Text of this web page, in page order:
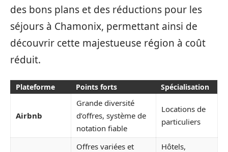
des bons plans et des réductions pour les
séjours à Chamonix, permettant ainsi de
découvrir cette majestueuse région à coût
réduit.
Plateforme Points forts Spécialisation
Airbnb
Grande diversité
d’offres, système de
notation fiable
Locations de
particuliers
Offres variées et
Hôtels,